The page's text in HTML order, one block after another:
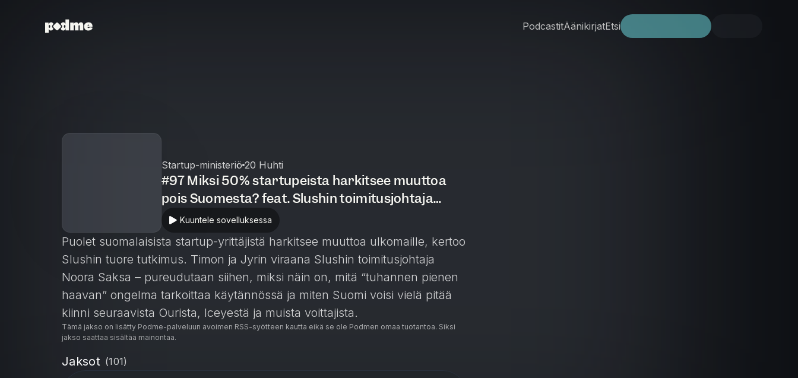
PodcastitÄänikirjatEtsi
Startup-ministeriö 20 Huhti
#97 Miksi 50% startupeista harkitsee muuttoa
pois Suomesta? feat. Slushin toimitusjohtaja
Noora Saksa
Kuuntele sovelluksessa
Puolet suomalaisista startup-yrittäjistä harkitsee muuttoa ulkomaille, kertoo
Slushin tuore tutkimus. Timon ja Jyrin viraana Slushin toimitusjohtaja
Noora Saksa – pureudutaan siihen, miksi näin on, mitä “tuhannen pienen
haavan” ongelma tarkoittaa käytännössä ja miten Suomi voisi vielä pitää
kiinni seuraavista Ourista, Iceyestä ja muista voittajista.
Tämä jakso on lisätty Podme-palveluun avoimen RSS-syötteen kautta eikä se ole Podmen omaa tuotantoa. Siksi
jakso saattaa sisältää mainontaa.
Jaksot (101)